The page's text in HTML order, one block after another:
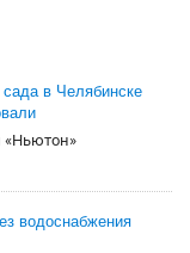
сада в Челябинске
водоснабжения